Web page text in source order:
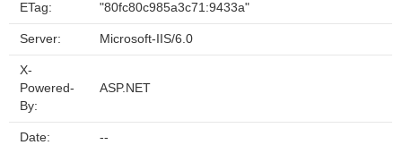
ETag: "80fc80c985a3c71:9433a"
Server: Microsoft-IIS/6.0
X-
Powered-
By:
ASP.NET
Date: --